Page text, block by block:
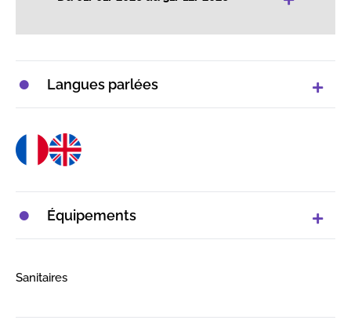
Langues parlées
Équipements
Sanitaires